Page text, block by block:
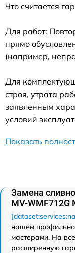
Что считается
Для работ:
прямо
(например,
Для
строя, утрата
заявленным
условий
Показать
Замена
MV-WMF712G
нашем
мастерами. На
расширенную